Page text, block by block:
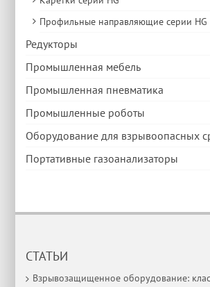
Профильные направляющие серии HG
Редукторы
Промышленная мебель
Промышленная пневматика
Промышленные роботы
Оборудование для взрывоопасных
Портативные газоанализаторы
СТАТЬИ
Взрывозащищенное оборудование: